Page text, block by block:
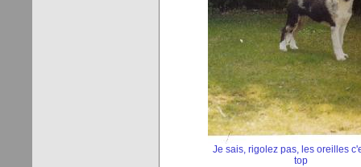
Je sais, rigolez pas, les oreilles
top